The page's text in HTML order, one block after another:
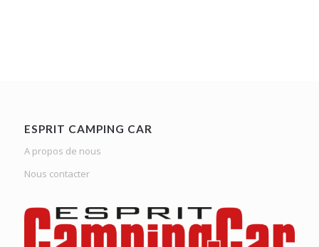
ESPRIT CAMPING CAR
A propos de nous
Nous contacter